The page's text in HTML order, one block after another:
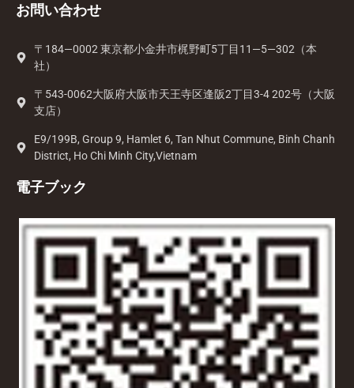
お問い合わせ
〒184—0002 東京都小金井市梶野町5丁目11—5—302（本
社）
〒543-0062大阪府大阪市天王寺区逢阪2丁目3-4 202号（大阪
支店）
E9/199B, Group 9, Hamlet 6, Tan Nhut Commune, Binh Chanh
District, Ho Chi Minh City,Vietnam
電子ブック